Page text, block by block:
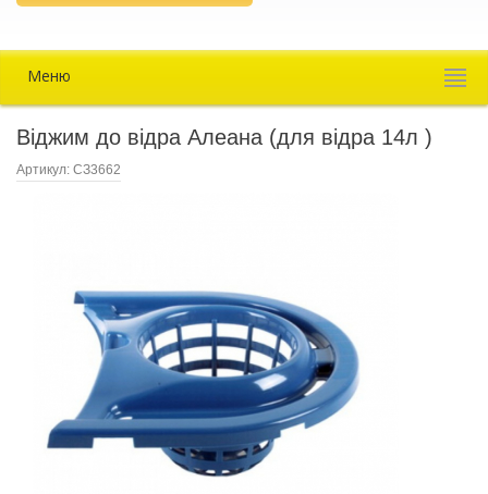
Меню
Віджим до відра Алеана (для відра 14л )
Артикул: СЗ3662